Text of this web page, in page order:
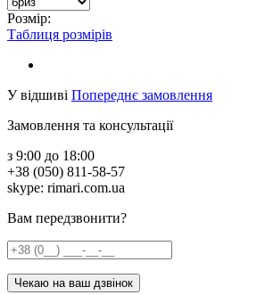
Розмір:
Таблиця розмірів
У відшиві Попереднє замовлення
Замовлення та консультації
з 9:00 до 18:00
+38 (050) 811-58-57
skype: rimari.com.ua
Вам передзвонити?